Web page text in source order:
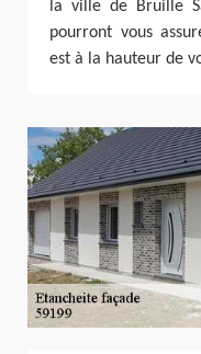
la ville de Bruille
pourront vous
est à la hauteur de